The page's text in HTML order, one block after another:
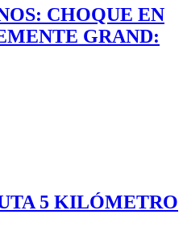
CHOQUE EN
GRAND:
5 KILÓMETRO